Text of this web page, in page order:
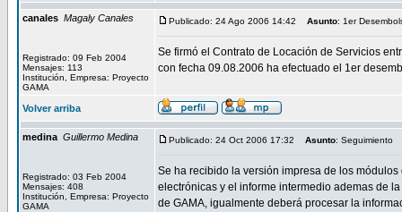
canales Magaly Canales
Registrado: 09 Feb 2004
Mensajes: 113
Institución, Empresa: Proyecto
GAMA
Publicado: 24 Ago 2006 14:42 Asunto: 1er
Se firmó el Contrato de Locación de Servicios
con fecha 09.08.2006 ha efectuado el 1er
Volver arriba
medina Guillermo Medina
Registrado: 03 Feb 2004
Mensajes: 408
Institución, Empresa: Proyecto
GAMA
Publicado: 24 Oct 2006 17:32 Asunto: Seguimiento
Se ha recibido la versión impresa de los
electrónicas y el informe intermedio ademas de
de GAMA, igualmente deberá procesar la